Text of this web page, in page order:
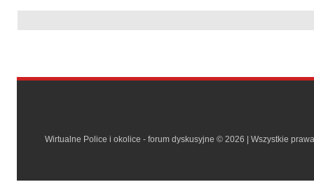
Wirtualne Police i okolice - forum dyskusyjne © 2026 | Wszystkie